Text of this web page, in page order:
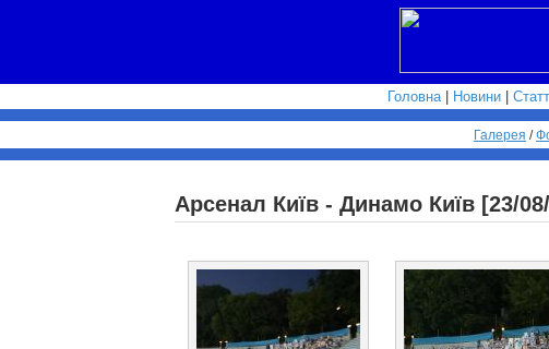
Головна| Новини
Галерея /
Арсенал Київ - Динамо Київ [23/